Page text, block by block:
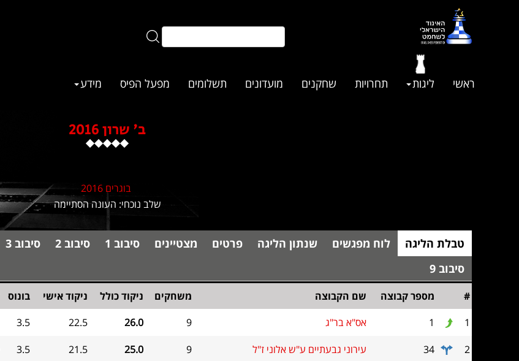
ראשי ליגות תחרויות שחקנים מועדונים תשלומים מפעל הפיס מידע
ב' שרון 2016
בוגרים 2016
שלב נוכחי: העונה הסתיימה
טבלת הליגה לוח מפגשים שנתון הליגה פרטים מצטיינים סיבוב 1 סיבוב 2 סיבוב 3
סיבוב 9
# מספר קבוצה שם הקבוצה משחקים ניקוד כולל ניקוד אישי בונוס
1
1 אס"א בר"ג 9
26.0
22.5
3.5
2
34 עירוני גבעתיים ע"ש אלוני ז"ל 9
25.0
21.5
3.5